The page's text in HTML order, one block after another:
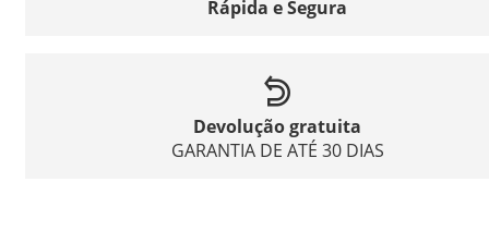
Rápida e Segura
Devolução gratuita
GARANTIA DE ATÉ 30 DIAS